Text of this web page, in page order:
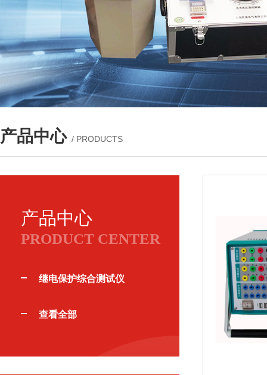
产品中心 / PRODUCTS
产品中心
PRODUCT CENTER
继电保护综合测试仪
查看全部